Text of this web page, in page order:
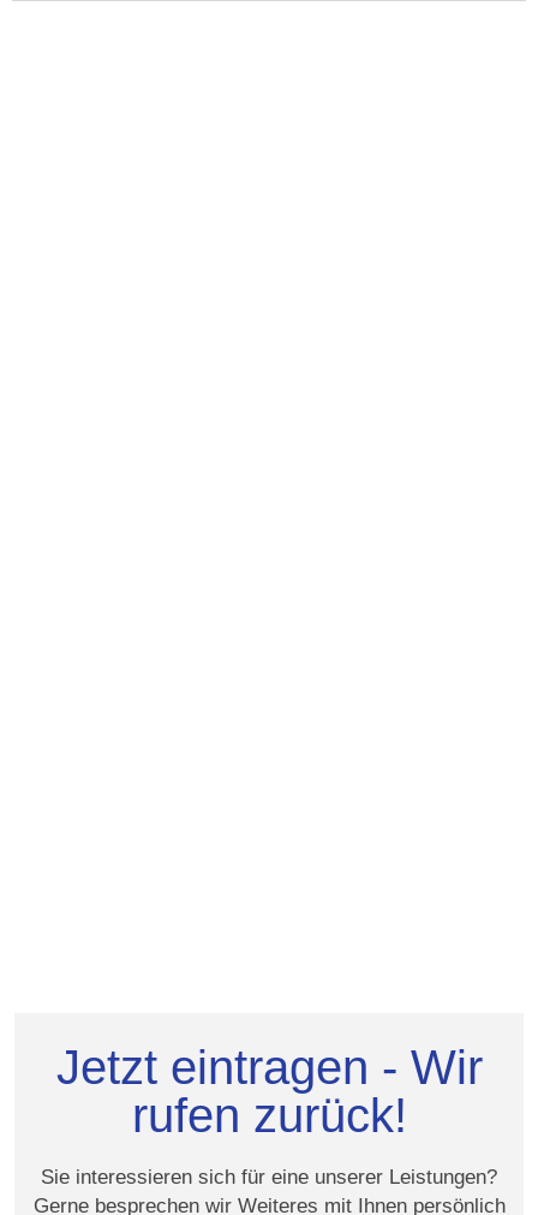
Jetzt eintragen - Wir
rufen zurück!
Sie interessieren sich für eine unserer Leistungen?
Gerne besprechen wir Weiteres mit Ihnen persönlich